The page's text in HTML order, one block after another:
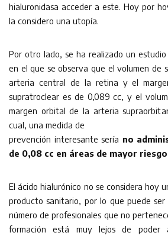
hialuronidasa acceder a este. Hoy por
la considero una utopía.
Por otro lado, se ha realizado un
en el que se observa que el volumen de
arteria central de la retina y el
supratroclear es de 0,089 cc, y el
margen orbital de la arteria
cual, una medida de
prevención interesante sería no
de 0,08 cc en áreas de mayor
El ácido hialurónico no se considera hoy
producto sanitario, por lo que puede
número de profesionales que no
formación está muy lejos de poder